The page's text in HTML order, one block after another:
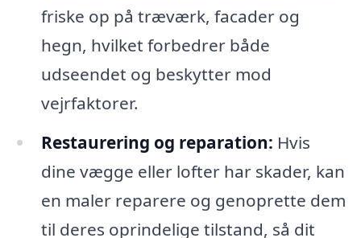
friske op på træværk, facader og
hegn, hvilket forbedrer både
udseendet og beskytter mod
vejrfaktorer.
Restaurering og reparation: Hvis
dine vægge eller lofter har skader, kan
en maler reparere og genoprette dem
til deres oprindelige tilstand, så dit